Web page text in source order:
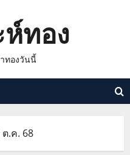
ห์ทอง
ทองวันนี้
.ค. 68